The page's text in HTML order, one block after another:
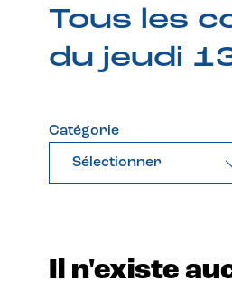
Tous les
du jeudi
Catégorie
Sélectionner
Il n'existe